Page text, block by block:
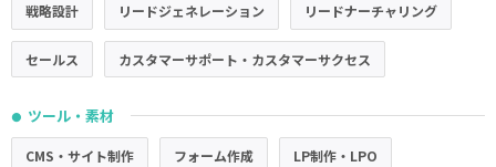
戦略設計 リードジェネレーション リードナーチャリング
セールス カスタマーサポート・カスタマーサクセス
● ツール・素材
CMS・サイト制作 フォーム作成 LP制作・LPO